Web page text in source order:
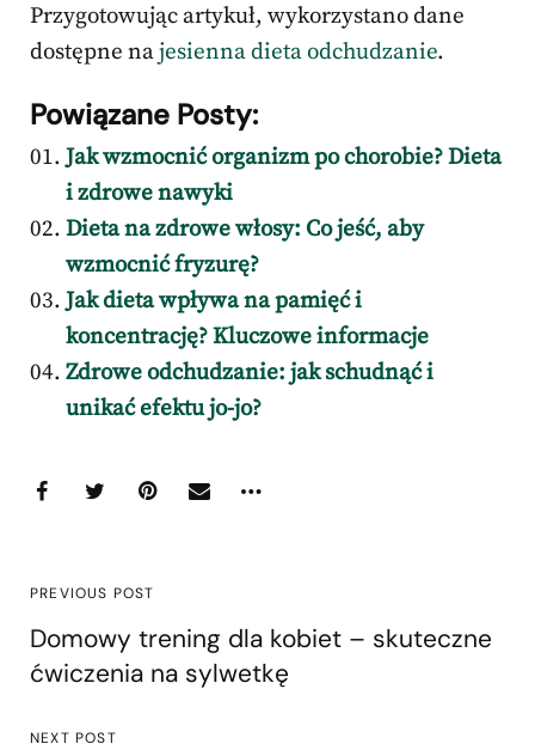
Przygotowując artykuł, wykorzystano dane
dostępne najesienna dieta odchudzanie.
Powiązane Posty:
Jak wzmocnić organizm po chorobie? Dieta
i zdrowe nawyki
Dieta na zdrowe włosy: Co jeść, aby
wzmocnić fryzurę?
Jak dieta wpływa na pamięć i
koncentrację? Kluczowe informacje
Zdrowe odchudzanie: jak schudnąć i
unikać efektu jo-jo?
PREVIOUS POST
Domowy trening dla kobiet – skuteczne
ćwiczenia na sylwetkę
NEXT POST